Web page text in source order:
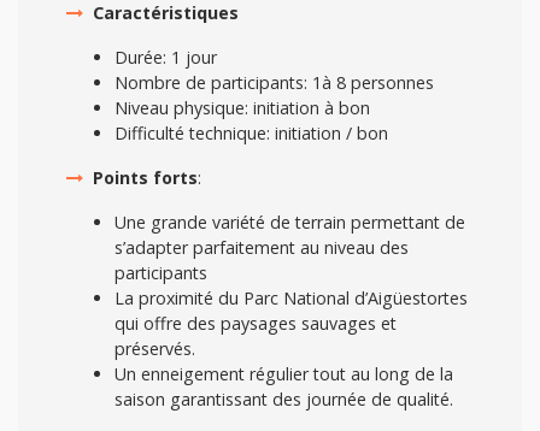
Caractéristiques
Durée: 1 jour
Nombre de participants: 1à 8 personnes
Niveau physique: initiation à bon
Difficulté technique: initiation / bon
Points forts:
Une grande variété de terrain permettant de
s’adapter parfaitement au niveau des
participants
La proximité du Parc National d’Aigüestortes
qui offre des paysages sauvages et
préservés.
Un enneigement régulier tout au long de la
saison garantissant des journée de qualité.